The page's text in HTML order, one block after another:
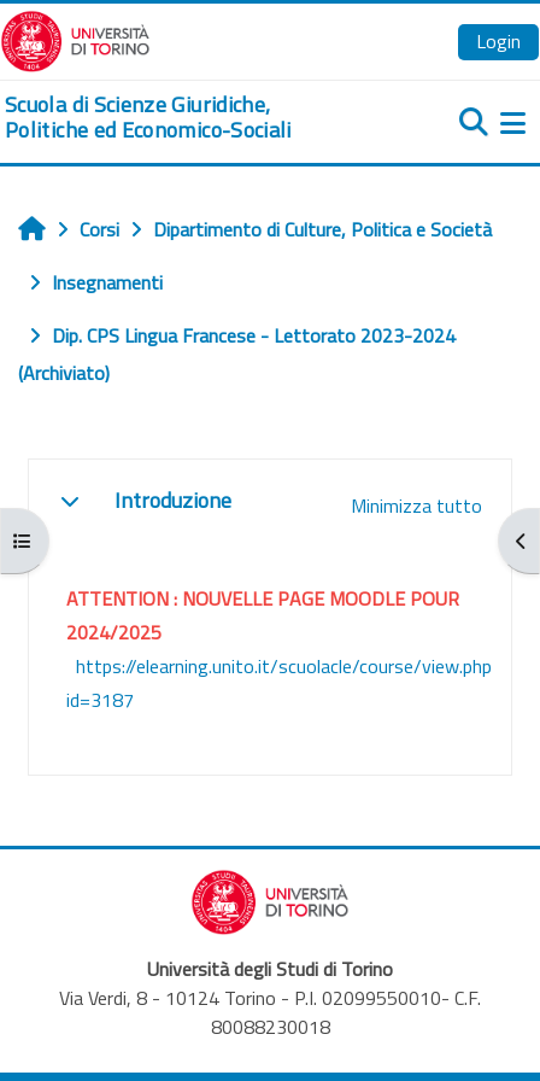
Vai al contenuto principale
Login
Scuola di Scienze Giuridiche,
Politiche ed Economico-Sociali
Apri indice del corso
Home
Corsi
Dipartimento di Culture, Politica e Società
Insegnamenti
Dip. CPS Lingua Francese - Lettorato 2023-2024
(Archiviato)
Schema della sezione
MinimizzaIntroduzione Minimizza tutto
ATTENTION : NOUVELLE PAGE MOODLE POUR
2024/2025
https://elearning.unito.it/scuolacle/course/view.php?
id=3187
Università degli Studi di Torino
Via Verdi, 8 - 10124 Torino - P.I. 02099550010- C.F.
80088230018